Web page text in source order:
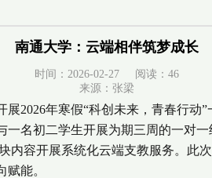
南通大学：云端相伴筑梦成长
时间：2026-02-27 阅读： 46
来源：张梁
年寒假“科创未来，青春行动”
名初二学生开展为期三周的一对一
内容开展系统化云端支教服务。此
能。